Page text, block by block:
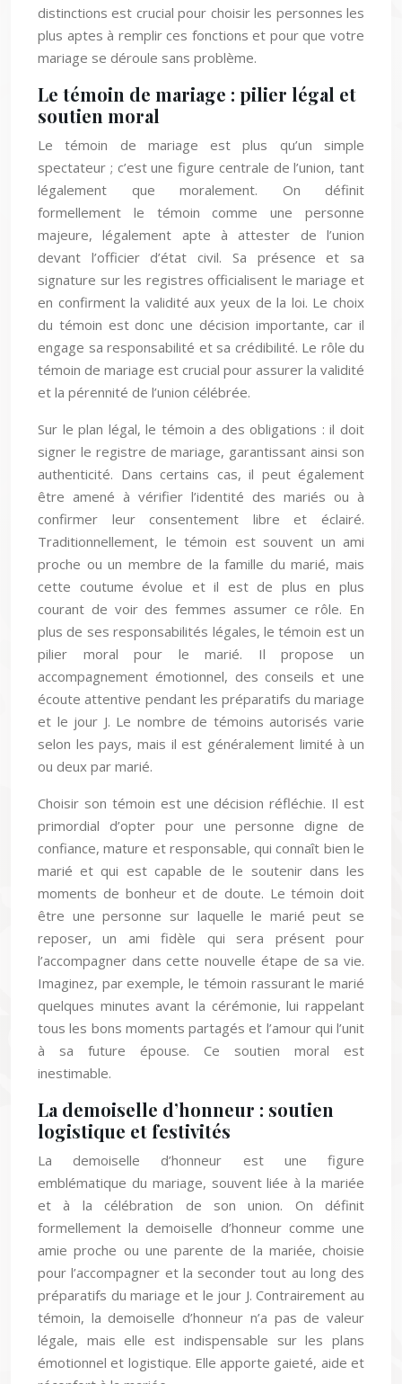
distinctions est crucial pour choisir les personnes les
plus aptes à remplir ces fonctions et pour que votre
mariage se déroule sans problème.
Le témoin de mariage : pilier légal et
soutien moral
Le témoin de mariage est plus qu’un simple
spectateur ; c’est une figure centrale de l’union, tant
légalement que moralement. On définit
formellement le témoin comme une personne
majeure, légalement apte à attester de l’union
devant l’officier d’état civil. Sa présence et sa
signature sur les registres officialisent le mariage et
en confirment la validité aux yeux de la loi. Le choix
du témoin est donc une décision importante, car il
engage sa responsabilité et sa crédibilité. Le rôle du
témoin de mariage est crucial pour assurer la validité
et la pérennité de l’union célébrée.
Sur le plan légal, le témoin a des obligations : il doit
signer le registre de mariage, garantissant ainsi son
authenticité. Dans certains cas, il peut également
être amené à vérifier l’identité des mariés ou à
confirmer leur consentement libre et éclairé.
Traditionnellement, le témoin est souvent un ami
proche ou un membre de la famille du marié, mais
cette coutume évolue et il est de plus en plus
courant de voir des femmes assumer ce rôle. En
plus de ses responsabilités légales, le témoin est un
pilier moral pour le marié. Il propose un
accompagnement émotionnel, des conseils et une
écoute attentive pendant les préparatifs du mariage
et le jour J. Le nombre de témoins autorisés varie
selon les pays, mais il est généralement limité à un
ou deux par marié.
Choisir son témoin est une décision réfléchie. Il est
primordial d’opter pour une personne digne de
confiance, mature et responsable, qui connaît bien le
marié et qui est capable de le soutenir dans les
moments de bonheur et de doute. Le témoin doit
être une personne sur laquelle le marié peut se
reposer, un ami fidèle qui sera présent pour
l’accompagner dans cette nouvelle étape de sa vie.
Imaginez, par exemple, le témoin rassurant le marié
quelques minutes avant la cérémonie, lui rappelant
tous les bons moments partagés et l’amour qui l’unit
à sa future épouse. Ce soutien moral est
inestimable.
La demoiselle d’honneur : soutien
logistique et festivités
La demoiselle d’honneur est une figure
emblématique du mariage, souvent liée à la mariée
et à la célébration de son union. On définit
formellement la demoiselle d’honneur comme une
amie proche ou une parente de la mariée, choisie
pour l’accompagner et la seconder tout au long des
préparatifs du mariage et le jour J. Contrairement au
témoin, la demoiselle d’honneur n’a pas de valeur
légale, mais elle est indispensable sur les plans
émotionnel et logistique. Elle apporte gaieté, aide et